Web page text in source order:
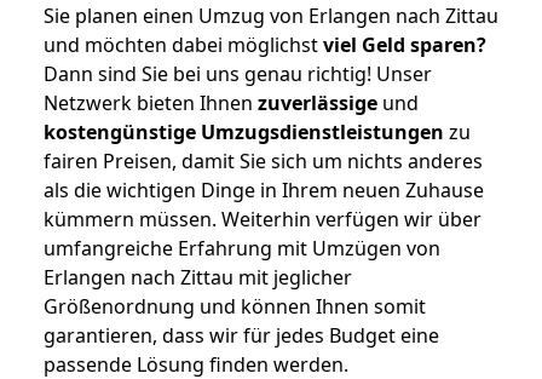
Sie planen einen Umzug von Erlangen nach Zittau
und möchten dabei möglichstviel Geld sparen?
Dann sind Sie bei uns genau richtig! Unser
Netzwerk bieten Ihnen zuverlässige und
kostengünstige Umzugsdienstleistungen zu
fairen Preisen, damit Sie sich um nichts anderes
als die wichtigen Dinge in Ihrem neuen Zuhause
kümmern müssen. Weiterhin verfügen wir über
umfangreiche Erfahrung mit Umzügen von
Erlangen nach Zittau mit jeglicher
Größenordnung und können Ihnen somit
garantieren, dass wir für jedes Budget eine
passende Lösung finden werden.